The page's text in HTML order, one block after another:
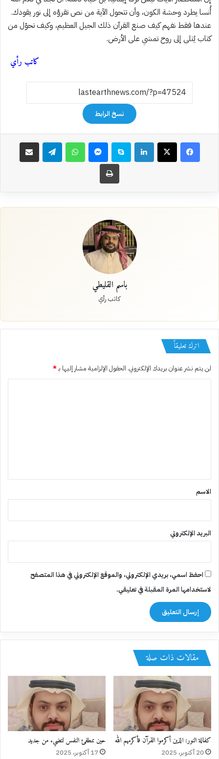
أُنسا يطرد وحشة الكون، وأن تتحول الآية من نص تقرؤه إلى نور يقودك.
عندها فقط نفهم كيف صنع القرآن ذلك الجيل العظيم، وكيف تحوّل من
كتاب يُتلى إلى روح تمشي على الأرض.
كاتب رأي
نسخ الرابط
فيسبوك‫X لينكدإن سكايب ماسنجر واتساب تيلقرام مشاركة عبر البريد
طباعة
باسم القليطي
كاتب رأي
اترك تعليقاً
لن يتم نشر عنوان بريدك الإلكتروني. الحقول الإلزامية مشار إليها بـ*
*
الاسم
البريد الإلكتروني
احفظ اسمي، بريدي الإلكتروني، والموقع الإلكتروني في هذا المتصفح
لاستخدامها المرة المقبلة في تعليقي.
مقالات ذات صلة
كفالة النور: الذين أكرموا القرآن فأكرمهم الله
20 أكتوبر، 2025
حين تنطفئ النفس لتضيء من جديد
17 أكتوبر، 2025